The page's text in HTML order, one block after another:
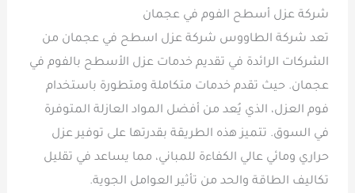
شركة عزل أسطح الفوم في عجمان
تعد شركة الطاووس شركة عزل اسطح في عجمان من
الشركات الرائدة في تقديم خدمات عزل الأسطح بالفوم في
عجمان. حيث تقدم خدمات متكاملة ومتطورة باستخدام
فوم العزل، الذي يُعد من أفضل المواد العازلة المتوفرة
في السوق. تتميز هذه الطريقة بقدرتها على توفير عزل
حراري ومائي عالي الكفاءة للمباني، مما يساعد في تقليل
تكاليف الطاقة والحد من تأثير العوامل الجوية.